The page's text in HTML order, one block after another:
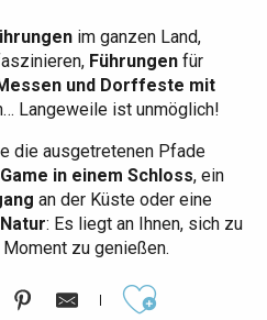
im ganzen Land,
Führungen für
und Dorffeste mit
Langeweile ist unmöglich!
die ausgetretenen Pfade
in einem Schloss, ein
an der Küste oder eine
: Es liegt an Ihnen, sich zu
zu genießen.